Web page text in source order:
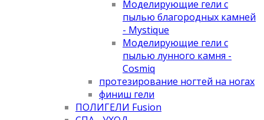
Моделирующие гели с
пылью благородных камней
- Mystique
Моделирующие гели с
пылью лунного камня -
Cosmiq
протезирование ногтей на ногах
финиш гели
ПОЛИГЕЛИ Fusion